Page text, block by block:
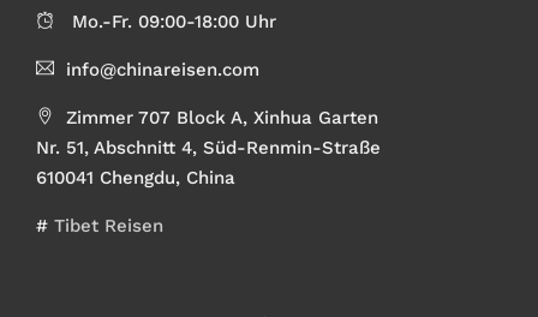
Mo.-Fr. 09:00-18:00 Uhr
info@chinareisen.com
Zimmer 707 Block A, Xinhua Garten
Nr. 51, Abschnitt 4, Süd-Renmin-Straße
610041 Chengdu, China
# Tibet Reisen